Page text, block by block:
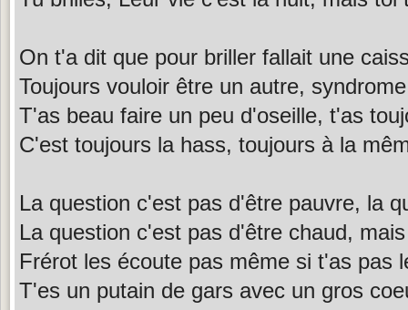
On t'a dit que pour briller fallait une
Toujours vouloir être un autre,
T'as beau faire un peu d'oseille, t'as
C'est toujours la hass, toujours à la
La question c'est pas d'être pauvre, la
La question c'est pas d'être chaud,
Frérot les écoute pas même si t'as pas
T'es un putain de gars avec un gros